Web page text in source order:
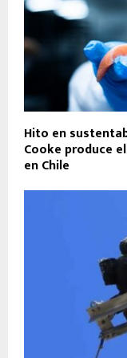
Hito en
Cooke produce
en Chile